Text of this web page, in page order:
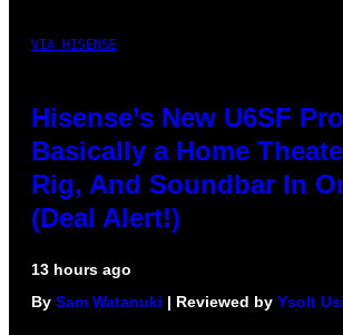
VIA HISENSE
Hisense’s New U6SF
Basically a Home
Rig, And Soundbar In
(Deal Alert!)
13 hours ago
By Sam Watanuki | Reviewed by Ysolt